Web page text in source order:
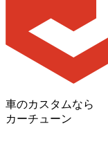
車のカスタムなら
カーチューン